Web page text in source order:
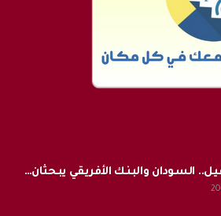
السودان والبنك الأفريقي يبحثان…